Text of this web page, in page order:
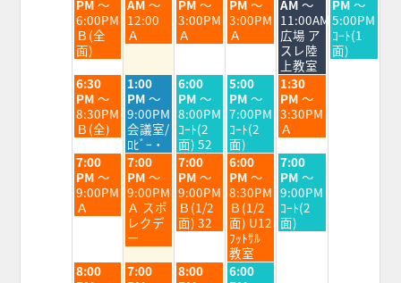
日,
8
月
4th
2026
PM ～
6:00PM
Ｂ(全
面)
日,
8
月
2026
AM ～
12:00
Ａ
日,
8
月
2026
PM ～
3:00PM
Ａ
日,
8
月
2026
PM ～
3:00PM
Ａ
日,
8
月
8th
2026
AM ～
11:00AM
広場 ア
スレ陸
上教室
日,
8
月
9th
PM ～
5:00PM
ｺｰﾄ(1
面)
火
曜
日,
8
月
4th
2026
6:30
PM ～
8:30PM
Ｂ(全)
水
曜
日,
8
月
5th
2026
1:00
PM ～
9:00PM
会議室/
ﾛﾋﾞｰ・
木
曜
日,
8
月
6th
2026
6:00
PM ～
8:00PM
ｺｰﾄ(2
面) 52
金
曜
日,
8
月
7th
2026
5:00
PM ～
7:00PM
ｺｰﾄ(2
面)
土
曜
日,
8
月
8th
2026
1:30
PM ～
3:30PM
Ａ
火
曜
日,
8
月
7:00
PM ～
9:00PM
Ａ
水
曜
日,
8
月
5th
2026
7:00
PM ～
9:00PM
Ａ スポ
レクデ
ー
木
曜
日,
8
月
6th
7:00
PM ～
9:00PM
Ｂ(1/2
面) 32
金
曜
日,
8
月
7th
2026
6:00
PM ～
8:30PM
Ｂ(1/2
面) U12
ﾌｯﾄｻﾙ
教室
土
曜
日,
8
月
8th
7:00
PM ～
9:00PM
ｺｰﾄ(2
面)
火
8:00
水
7:00
木
8:00
金
6:00